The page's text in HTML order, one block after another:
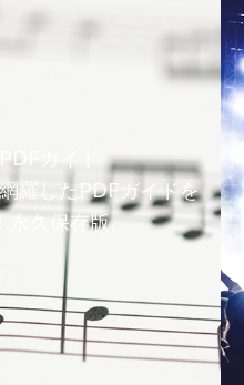
ガイド
羅したPDFガイドを
永久保存版。